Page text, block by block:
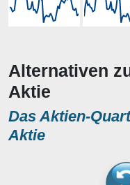
Alternativen
Aktie
Das Aktien-
Aktie